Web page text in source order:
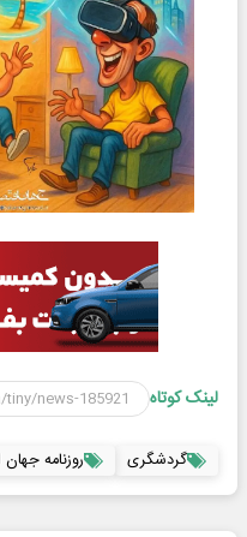
لینک کوتاه
گردشگری روزنامه جهان